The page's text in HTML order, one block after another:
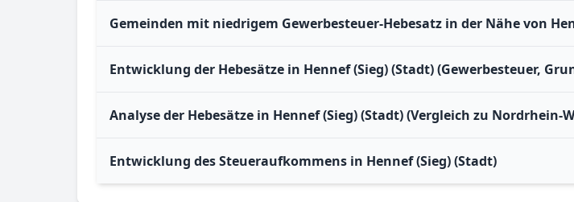
Gemeinden mit niedrigem Gewerbesteuer-Hebesatz in der Nähe von
Entwicklung der Hebesätze in Hennef (Sieg) (Stadt) (Gewerbesteuer,
Analyse der Hebesätze in Hennef (Sieg) (Stadt) (Vergleich zu
Entwicklung des Steueraufkommens in Hennef (Sieg) (Stadt)